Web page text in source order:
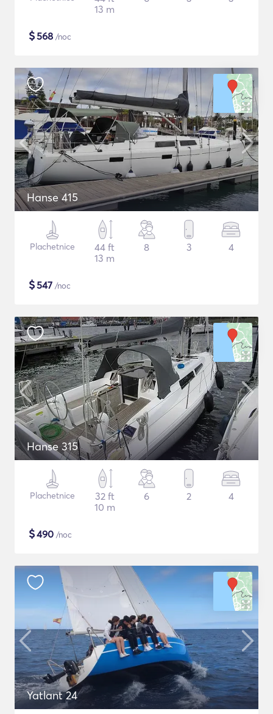
13 m
$568 /noc
Hanse 415
Plachetnice
44 ft
13 m
8 3 4
$547 /noc
Hanse 315
Plachetnice
32 ft
10 m
6 2 4
$490 /noc
Yatlant 24